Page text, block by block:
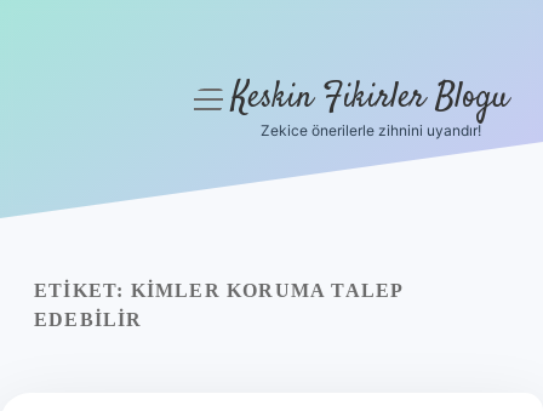
Yasal Uyarı
menüyüKeskin Fikirler Blogu
Zekice önerilerle zihnini uyandır!
ETIKET: KIMLER KORUMA TALEP
EDEBILIR